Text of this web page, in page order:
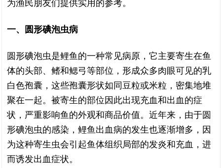
为渔民朋友们提供实用的参考。
一、圆形碘泡虫病
圆形碘泡虫是鲤鱼的一种常见病原，它主要寄生在鱼
体的头部、鳍和鳃弓等部位，形成众多肉眼可见的乳
白色孢囊，这些孢囊形状如同豆粒或米粒，密集地堆
聚在一起。被寄生的部位因此出现充血和出血的症
状，严重影响鱼的外观和商品价值。近年来，由于圆
形碘泡虫的感染，鲤鱼出血病的发生也逐渐增多，因
为这种寄生虫会引起鱼体组织局部的发炎和充血，进
而诱发出血症状。